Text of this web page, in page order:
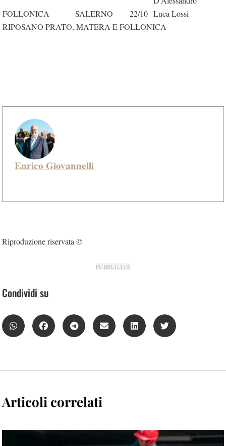
FOLLONICA
SALERNO 22/10 Luca Lossi
RIPOSANO PRATO, MATERA E FOLLONICA
Enrico Giovannelli
Riproduzione riservata ©
PUBBLICITÀ
Condividi su
Articoli correlati